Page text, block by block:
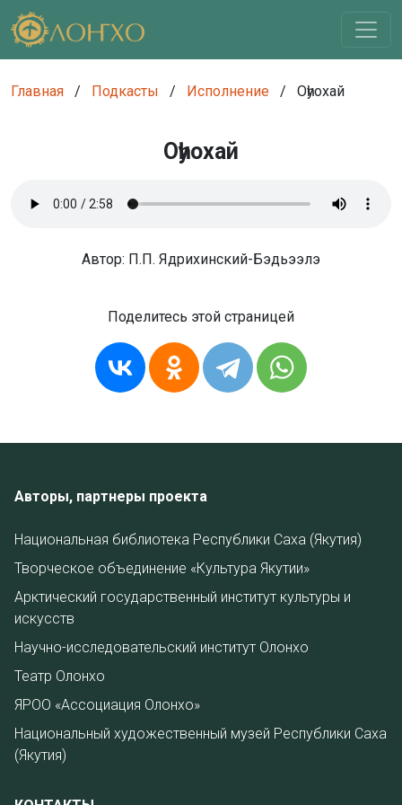
Главная / Подкасты / Исполнение / Оһуохай
Оһуохай
Автор: П.П. Ядрихинский-Бэдьээлэ
Поделитесь этой страницей
Авторы, партнеры проекта
Национальная библиотека Республики Саха (Якутия)
Творческое объединение «Культура Якутии»
Арктический государственный институт культуры и
искусств
Научно-исследовательский институт Олонхо
Театр Олонхо
ЯРОО «Ассоциация Олонхо»
Национальный художественный музей Республики Саха
(Якутия)